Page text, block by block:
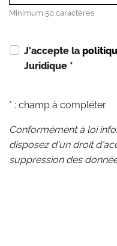
Minimum 50 caractères
J'accepte la
Juridique *
* : champ à compléter
Conformément à loi
disposez d'un droit
suppression des